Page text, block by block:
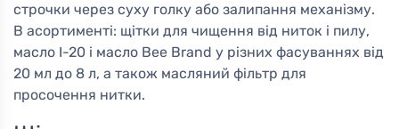
строчки через суху голку або залипання механізму.
В асортименті: щітки для чищення від ниток і пилу,
масло І-20 і масло Bee Brand у різних фасуваннях від
20 мл до 8 л, а також масляний фільтр для
просочення нитки.